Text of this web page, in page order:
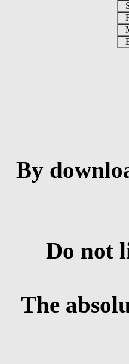
By
Do not
The